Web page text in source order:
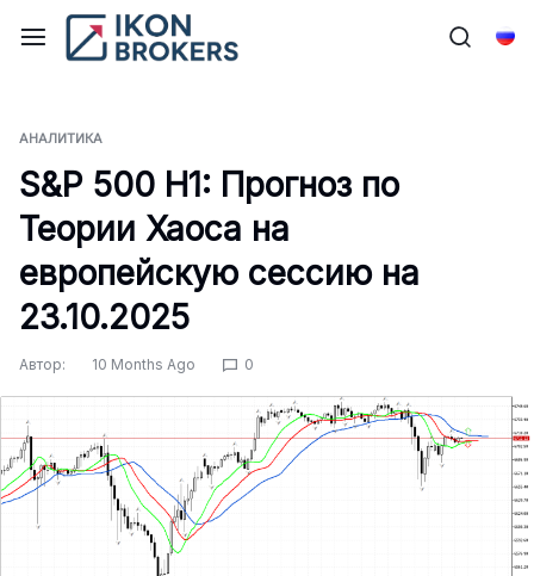
Перейти
АНАЛИТИКА
S&P 500 H1: Прогноз по
Теории Хаоса на
европейскую сессию на
23.10.2025
Автор: 10 Months Ago 0